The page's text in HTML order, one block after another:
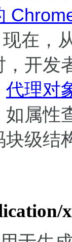
现在，
，开发
代理对
属性
块级结